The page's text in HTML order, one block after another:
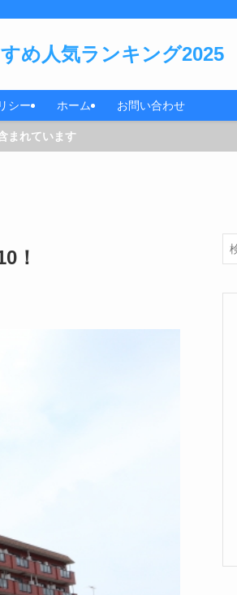
め人気ランキング2025
シー ホーム お問い合わせ
まれています
！